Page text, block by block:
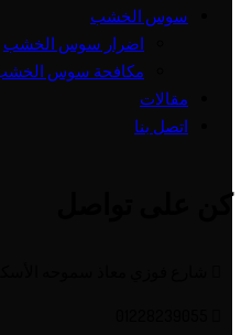
سوس الخشب
اضرار سوس الخشب
مكافحة سوس الخشب
مقالات
اتصل بنا
كن على تواصل